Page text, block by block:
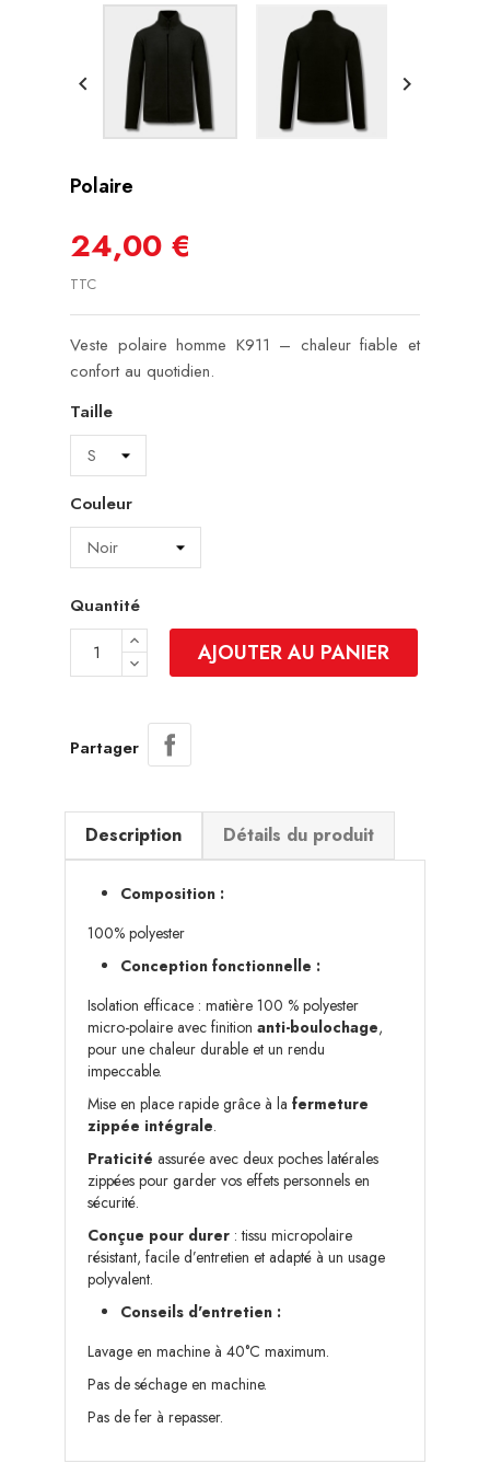
 
Polaire
24,00 €
TTC
Veste polaire homme K911 – chaleur fiable et
confort au quotidien.
Taille
Couleur
Quantité
AJOUTER AU PANIER
Partager
Description Détails du produit
Composition :
100% polyester
Conception fonctionnelle :
Isolation efficace : matière 100 % polyester
micro-polaire avec finition anti-boulochage,
pour une chaleur durable et un rendu
impeccable.
Mise en place rapide grâce à la fermeture
zippée intégrale.
Praticité assurée avec deux poches latérales
zippées pour garder vos effets personnels en
sécurité.
Conçue pour durer : tissu micropolaire
résistant, facile d’entretien et adapté à un usage
polyvalent.
Conseils d'entretien :
Lavage en machine à 40°C maximum.
Pas de séchage en machine.
Pas de fer à repasser.